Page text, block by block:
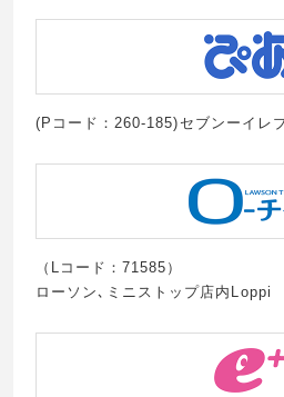
(Pコード：260-185)セブンーイレ
（Lコード：71585）
ローソン､ミニストップ店内Loppi